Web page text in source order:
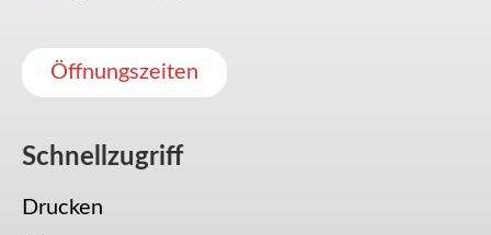
Öffnungszeiten
Schnellzugriff
Drucken